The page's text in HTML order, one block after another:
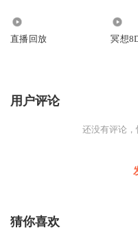
直播回放 冥想
用户评论
还没有评论，
猜你喜欢